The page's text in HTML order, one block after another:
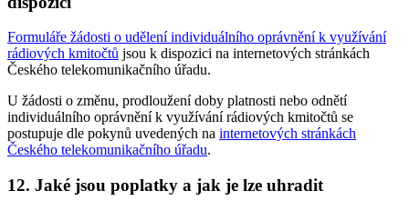
Formuláře žádosti o udělení individuálního oprávnění k využívání
rádiových kmitočtů jsou k dispozici na internetových stránkách
Českého telekomunikačního úřadu.
U žádosti o změnu, prodloužení doby platnosti nebo odnětí
individuálního oprávnění k využívání rádiových kmitočtů se
postupuje dle pokynů uvedených na internetových stránkách
Českého telekomunikačního úřadu.
12. Jaké jsou poplatky a jak je lze uhradit